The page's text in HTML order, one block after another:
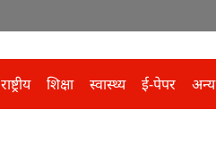
राष्ट्रीय शिक्षा स्वास्थ्य ई-पेपर अन्य